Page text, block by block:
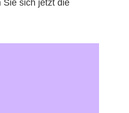
Sie sich jetzt die